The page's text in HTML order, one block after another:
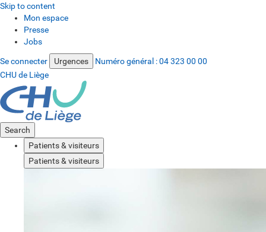
Skip to content
Mon espace
Presse
Jobs
Se connecter Urgences Numéro général :04 323 00 00
CHU de Liège
Search
Patients & visiteurs
Patients & visiteurs